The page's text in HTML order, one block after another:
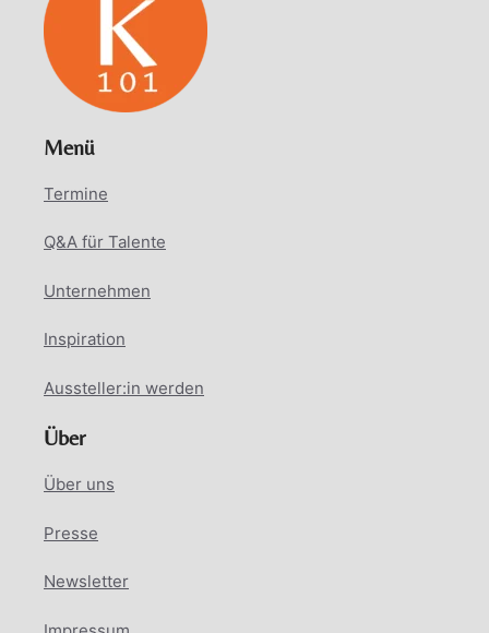
Menü
Termine
Q&A für Talente
Unternehmen
Inspiration
Aussteller:in werden
Über
Über uns
Presse
Newsletter